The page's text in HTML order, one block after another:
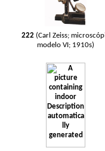
222 (Carl Zeiss;
modelo VI; 1910s)